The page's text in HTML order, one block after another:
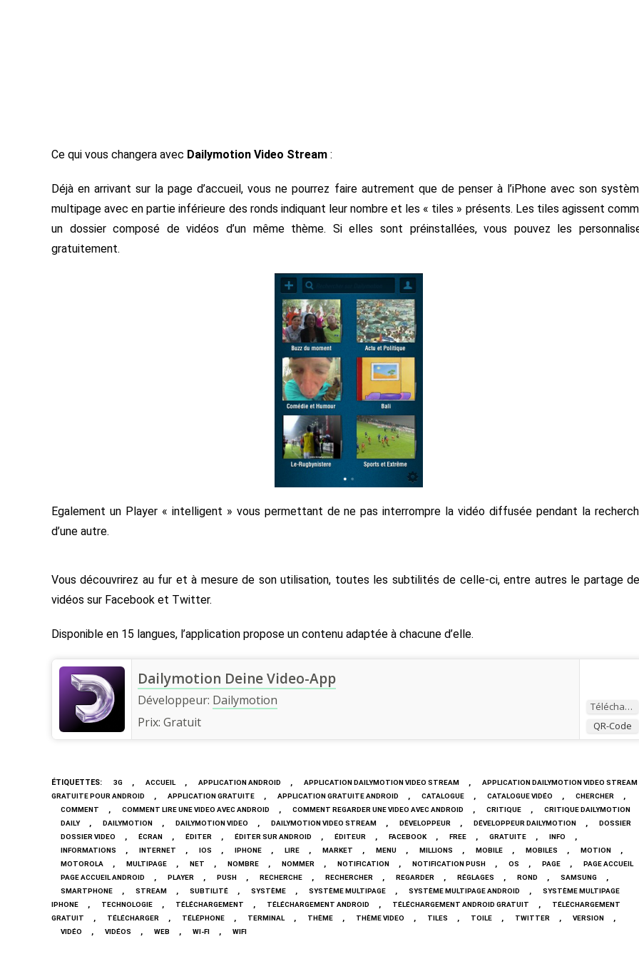
Ce qui vous changera avec Dailymotion Video Stream :
Déjà en arrivant sur la page d’accueil, vous ne pourrez faire autrement que de penser à l’iPhone avec son
multipage avec en partie inférieure des ronds indiquant leur nombre et les « tiles » présents. Les tiles agissent
un dossier composé de vidéos d’un même thème. Si elles sont préinstallées, vous pouvez les
gratuitement.
Egalement un Player « intelligent » vous permettant de ne pas interrompre la vidéo diffusée pendant la
d’une autre.
Vous découvrirez au fur et à mesure de son utilisation, toutes les subtilités de celle-ci, entre autres le partage
vidéos sur Facebook et Twitter.
Disponible en 15 langues, l’application propose un contenu adaptée à chacune d’elle.
Télécharger
QR-Code
Dailymotion Deine Video-App
Développeur: Dailymotion
Prix: Gratuit
ÉTIQUETTES: 3G , ACCUEIL , APPLICATION ANDROID , APPLICATION DAILYMOTION VIDEO STREAM ,
APPLICATION DAILYMOTION VIDEO STREAM
GRATUITE POUR ANDROID
, APPLICATION GRATUITE , APPLICATION GRATUITE ANDROID , CATALOGUE , CATALOGUE VIDÉO , CHERCHER ,
COMMENT , COMMENT LIRE UNE VIDEO AVEC ANDROID , COMMENT REGARDER UNE VIDEO AVEC ANDROID , CRITIQUE , CRITIQUE DAILYMOTION
DAILY , DAILYMOTION , DAILYMOTION VIDEO , DAILYMOTION VIDEO STREAM , DÉVELOPPEUR , DÉVELOPPEUR DAILYMOTION , DOSSIER
DOSSIER VIDEO , ÉCRAN , ÉDITER , ÉDITER SUR ANDROID , ÉDITEUR , FACEBOOK , FREE , GRATUITE , INFO ,
INFORMATIONS , INTERNET , IOS , IPHONE , LIRE , MARKET , MENU , MILLIONS , MOBILE , MOBILES , MOTION ,
MOTOROLA , MULTIPAGE , NET , NOMBRE , NOMMER , NOTIFICATION , NOTIFICATION PUSH , OS , PAGE , PAGE ACCUEIL
PAGE ACCUEIL ANDROID , PLAYER , PUSH , RECHERCHE , RECHERCHER , REGARDER , RÉGLAGES , ROND , SAMSUNG ,
SMARTPHONE , STREAM , SUBTILITÉ , SYSTÈME , SYSTÈME MULTIPAGE , SYSTÈME MULTIPAGE ANDROID ,
SYSTÈME MULTIPAGE
IPHONE
, TECHNOLOGIE , TÉLÉCHARGEMENT , TÉLÉCHARGEMENT ANDROID , TÉLÉCHARGEMENT ANDROID GRATUIT ,
TÉLÉCHARGEMENT
GRATUIT
, TÉLÉCHARGER , TÉLÉPHONE , TERMINAL , THÈME , THÈME VIDEO , TILES , TOILE , TWITTER , VERSION ,
VIDÉO , VIDÉOS , WEB , WI-FI , WIFI